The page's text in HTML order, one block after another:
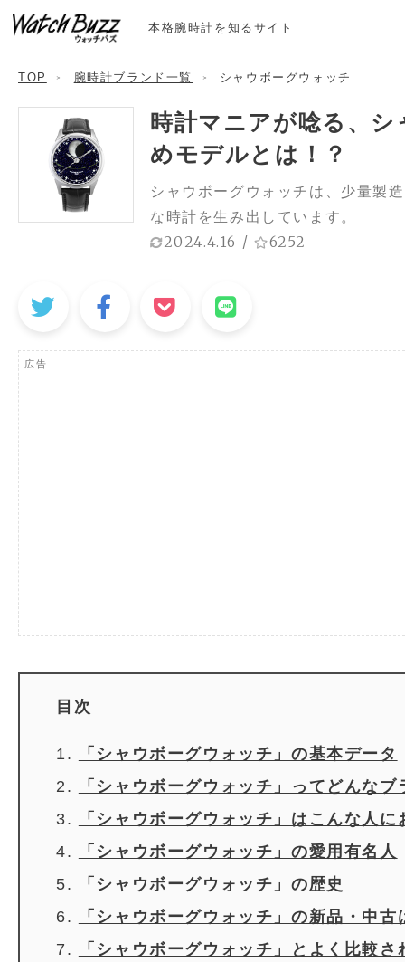
本格腕時計を知るサイト
TOP 腕時計ブランド一覧 シャウボーグウォッチ
時計マニアが唸る、
めモデルとは！？
シャウボーグウォッチは、少量製
な時計を生み出しています。
2024.4.16 / 6252
広告
目次
「シャウボーグウォッチ」の基本データ
「シャウボーグウォッチ」ってどんなブ
「シャウボーグウォッチ」はこんな人に
「シャウボーグウォッチ」の愛用有名人
「シャウボーグウォッチ」の歴史
「シャウボーグウォッチ」の新品・中
「シャウボーグウォッチ」とよく比較さ